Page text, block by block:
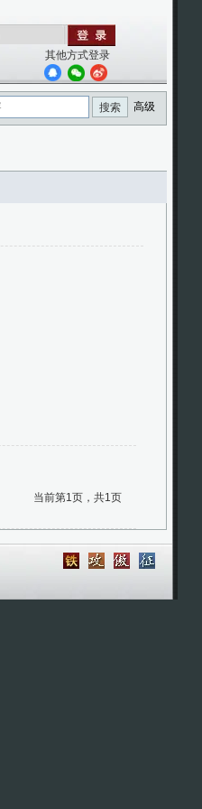
其他方式登录
搜索 高级
当前第1页，共1页